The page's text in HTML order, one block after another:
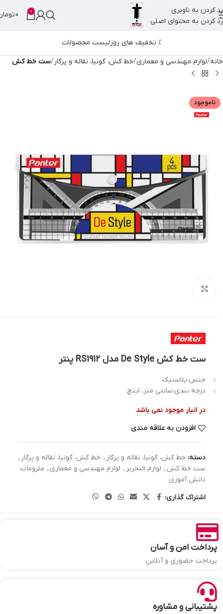
رد کردن به ناوبری
رد کردن به محتوای اصلی
0
0
% تخفیف های روزلیست محصولات
خانه لوازم مهندسی و معماری خط کش، گونیا، نقاله و پرگار ست خط کش
ناموجود
ست خط کش De Style مدل RS1912 پنتر
جنس:پلاستیک
درجه بندی:سانتی متر، اینچ
در انبار موجود نمی باشد
افزودن به علاقه مندی
دسته: خط کش، گونیا، نقاله و پرگار , خط کش، گونیا، نقاله و پرگار ,
ست خط کش , لوازم التحریر , لوازم مهندسی و معماری , ملزومات
دانش آموزی
اشتراک گذاری:
پرداخت امن و آسان
پرداخت حضوری و آنلاین
پشتیبانی و مشاوره